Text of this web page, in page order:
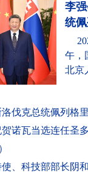
李
统
午，
北京
伐克总统佩列格
诺瓦当选连任圣
、科技部部长阴